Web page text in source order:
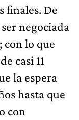
finales. De
negociada
con lo que
casi 11
la espera
hasta que
con